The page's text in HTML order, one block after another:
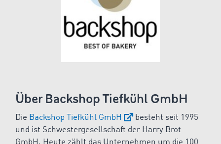
Über Backshop Tiefkühl GmbH
Die Backshop Tiefkühl GmbH
besteht seit 1995
und ist Schwestergesellschaft der Harry Brot
GmbH. Heute zählt das Unternehmen um die 100